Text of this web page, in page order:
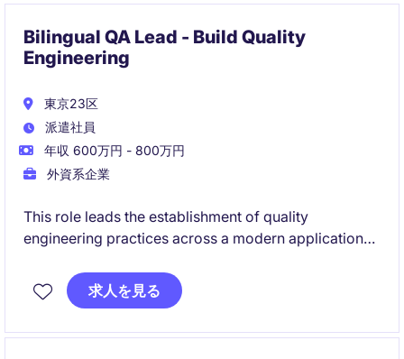
Bilingual QA Lead - Build Quality
Engineering
東京23区
派遣社員
年収 600万円 - 800万円
外資系企業
This role leads the establishment of quality
engineering practices across a modern application
their day‑to‑day work. You will design standards,
frameworks, and coaching models that leave a
求人を見る